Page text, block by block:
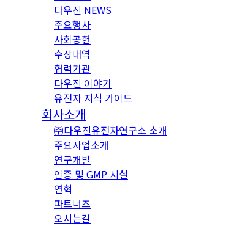
다우진 NEWS
주요행사
사회공헌
수상내역
협력기관
다우진 이야기
유전자 지식 가이드
회사소개
㈜다우진유전자연구소 소개
주요사업소개
연구개발
인증 및 GMP 시설
연혁
파트너즈
오시는길